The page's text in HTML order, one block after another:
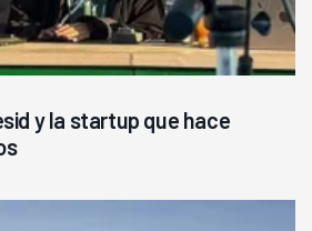
y la startup que hace